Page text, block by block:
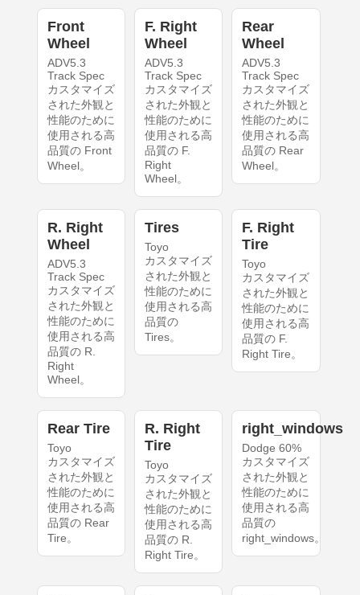
Front
Wheel
ADV5.3
Track Spec
カスタマイズ
された外観と
性能のために
使用される高
品質の Front
Wheel。
F. Right
Wheel
ADV5.3
Track Spec
カスタマイズ
された外観と
性能のために
使用される高
品質の F.
Right
Wheel。
Rear
Wheel
ADV5.3
Track Spec
カスタマイズ
された外観と
性能のために
使用される高
品質の Rear
Wheel。
R. Right
Wheel
ADV5.3
Track Spec
カスタマイズ
された外観と
性能のために
使用される高
品質の R.
Right
Wheel。
Tires
Toyo
カスタマイズ
された外観と
性能のために
使用される高
品質の
Tires。
F. Right
Tire
Toyo
カスタマイズ
された外観と
性能のために
使用される高
品質の F.
Right Tire。
Rear Tire
Toyo
カスタマイズ
された外観と
性能のために
使用される高
品質の Rear
Tire。
R. Right
Tire
Toyo
カスタマイズ
された外観と
性能のために
使用される高
品質の R.
Right Tire。
right_windows
Dodge 60%
カスタマイズ
された外観と
性能のために
使用される高
品質の
right_windows。